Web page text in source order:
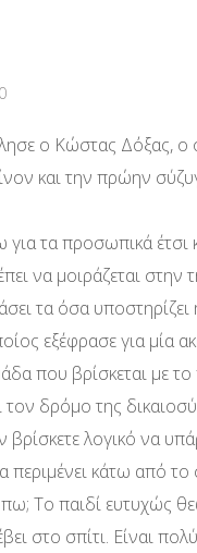
0
ο Κώστας Δόξας, ο
και την πρώην
για τα προσωπικά
να μοιράζεται στην
τα όσα
εξέφρασε για μία
που βρίσκεται με
τον δρόμο της
λογικό να
περιμένει κάτω από
Το παιδί ευτυχώς
στο σπίτι. Είναι